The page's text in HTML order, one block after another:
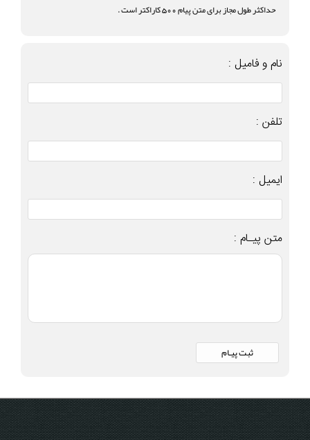
حداکثر طول مجاز برای متن پیام 500 کاراکتر است .
نام و فامیل :
تلفن :
ایمیل :
متن پیـام :